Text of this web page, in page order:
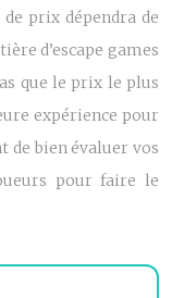
prix dépendra de
d’escape games
que le prix le plus
expérience pour
de bien évaluer vos
pour faire le